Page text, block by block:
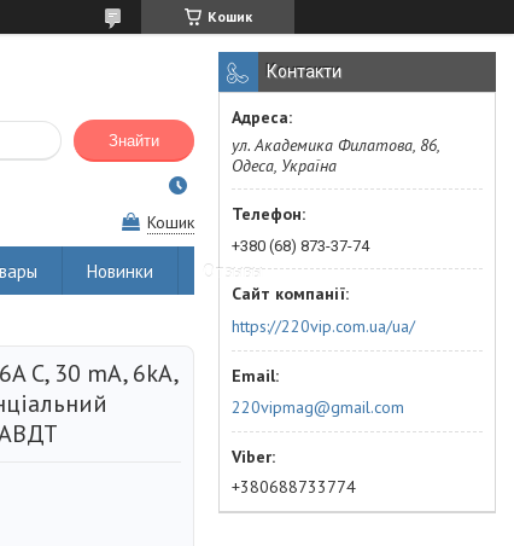
Кошик
Знайти
Кошик
Новинки Отзывы
C, 30 mA, 6kA,
Контакти
ул. Академика Филатова, 86,
Одеса, Україна
+380 (68) 873-37-74
https://220vip.com.ua/ua/
220vipmag@gmail.com
+380688733774